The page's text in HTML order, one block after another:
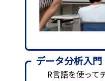
データ分析入門
R言語を使って